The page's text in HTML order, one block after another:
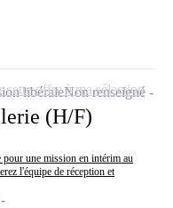
(H/F)
une mission en intérim au
l'équipe de réception et
libéraleNon renseigné
cette offre à ma sélection